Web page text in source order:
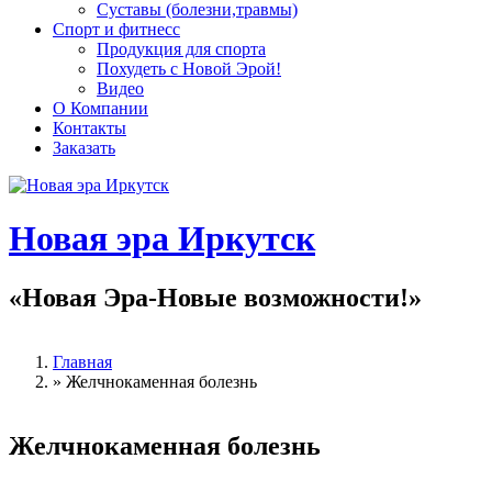
Суставы (болезни,травмы)
Спорт и фитнесс
Продукция для спорта
Похудеть с Новой Эрой!
Видео
О Компании
Контакты
Заказать
Новая эра Иркутск
«Новая Эра-Новые возможности!»
Вы здесь
Главная
» Желчнокаменная болезнь
Желчнокаменная болезнь